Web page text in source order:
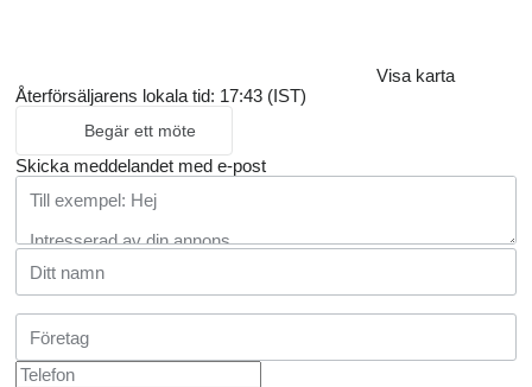
Visa karta
Återförsäljarens lokala tid: 17:43 (IST)
Begär ett möte
Skicka meddelandet med e-post